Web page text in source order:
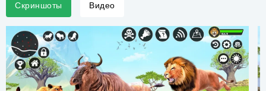
Скриншоты Видео